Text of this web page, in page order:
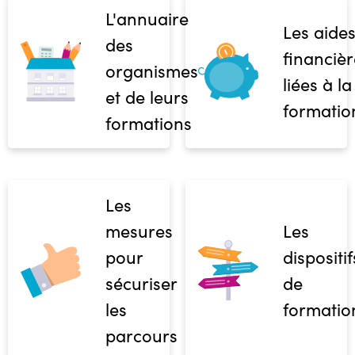
L'annuaire
des
organismes
et de leurs
formations
Les aides
liées à la
Les
mesures
pour
sécuriser
les
parcours
Les
de